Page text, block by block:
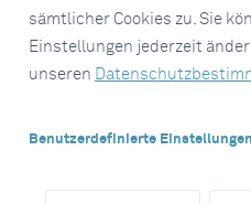
sämtlicher Cookies zu. Sie
Einstellungen jederzeit
unseren
Benutzerdefinierte Einstellungen